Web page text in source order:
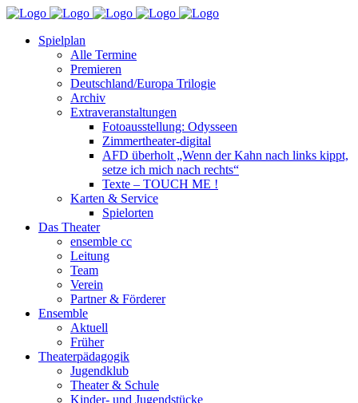
Spielplan
Alle Termine
Premieren
Deutschland/Europa Trilogie
Archiv
Extraveranstaltungen
Fotoausstellung: Odysseen
Zimmertheater-digital
AFD überholt „Wenn der Kahn nach links kippt,
setze ich mich nach rechts“
Texte – TOUCH ME !
Karten & Service
Spielorten
Das Theater
ensemble cc
Leitung
Team
Verein
Partner & Förderer
Ensemble
Aktuell
Früher
Theaterpädagogik
Jugendklub
Theater & Schule
Kinder- und Jugendstücke